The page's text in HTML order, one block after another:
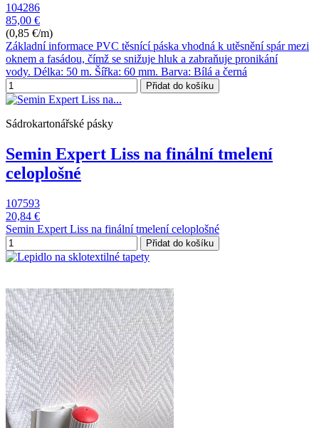
104286
85,00 €
(0,85 €/m)
Základní informace PVC těsnící páska vhodná k utěsnění spár mezi
oknem a fasádou, čímž se snižuje hluk a zabraňuje pronikání
vody. Délka: 50 m. Šířka: 60 mm. Barva: Bílá a černá
Přidat do košíku
Sádrokartonářské pásky
Semin Expert Liss na finální tmelení
celoplošné
107593
20,84 €
Semin Expert Liss na finální tmelení celoplošné
Přidat do košíku